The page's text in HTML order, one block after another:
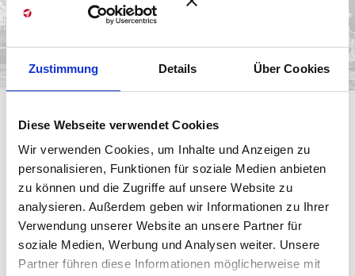
Zustimmung Details Über Cookies
Diese Webseite verwendet Cookies
Wir verwenden Cookies, um Inhalte und Anzeigen zu
personalisieren, Funktionen für soziale Medien anbieten
zu können und die Zugriffe auf unsere Website zu
analysieren. Außerdem geben wir Informationen zu Ihrer
Verwendung unserer Website an unsere Partner für
soziale Medien, Werbung und Analysen weiter. Unsere
Partner führen diese Informationen möglicherweise mit
Beratung
Nachhaltige Verbesserungen erreichen und etablieren wir
durch gemeinsames Agiles Projektmanagement und